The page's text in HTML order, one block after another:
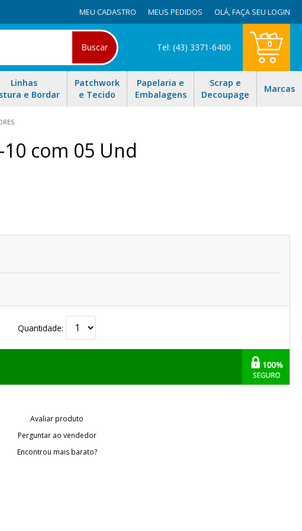
MEU CADASTRO MEUS PEDIDOS OLÁ,FAÇA SEU LOGIN
Buscar Tel: (43) 3371-6400 0
Linhas
e Bordar
Patchwork
e Tecido
Papelaria e
Embalagens
Scrap e
Decoupage
Marcas
com 05 Und
Quantidade:
Avaliar produto
Perguntar ao vendedor
Encontrou mais barato?